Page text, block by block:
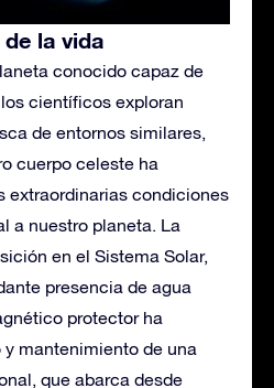
la vida
conocido capaz de
científicos exploran
de entornos similares,
cuerpo celeste ha
extraordinarias condiciones
a nuestro planeta. La
en el Sistema Solar,
presencia de agua
protector ha
mantenimiento de una
que abarca desde